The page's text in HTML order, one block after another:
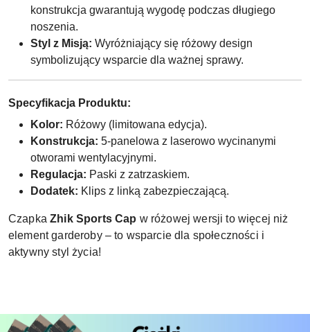
konstrukcja gwarantują wygodę podczas długiego
noszenia.
Styl z Misją: Wyróżniający się różowy design
symbolizujący wsparcie dla ważnej sprawy.
Specyfikacja Produktu:
Kolor: Różowy (limitowana edycja).
Konstrukcja: 5-panelowa z laserowo wycinanymi
otworami wentylacyjnymi.
Regulacja: Paski z zatrzaskiem.
Dodatek: Klips z linką zabezpieczającą.
CzapkaZhik Sports Cap w różowej wersji to więcej niż
element garderoby – to wsparcie dla społeczności i
aktywny styl życia!